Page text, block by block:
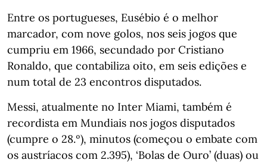
Entre os portugueses, Eusébio é o melhor
marcador, com nove golos, nos seis jogos que
cumpriu em 1966, secundado por Cristiano
Ronaldo, que contabiliza oito, em seis edições e
num total de 23 encontros disputados.
Messi, atualmente no Inter Miami, também é
recordista em Mundiais nos jogos disputados
(cumpre o 28.º), minutos (começou o embate com
os austríacos com 2.395), ‘Bolas de Ouro’ (duas) ou